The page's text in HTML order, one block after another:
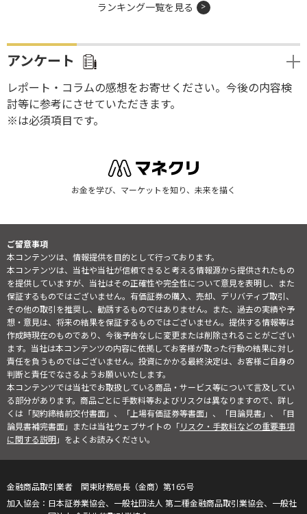
ランキング一覧を見る
アンケート
レポート・コラムの感想をお寄せください。今後の内容検
討等に参考にさせていただきます。
※は必須項目です。
お金を学び、マーケットを知り、未来を描く
ご留意事項
本コンテンツは、情報提供を目的として行っております。
本コンテンツは、当社や当社が信頼できると考える情報源から提供されたもの
を提供していますが、当社はその正確性や完全性について意見を表明し、また
保証するものではございません。有価証券の購入、売却、デリバティブ取引、
その他の取引を推奨し、勧誘するものではありません。また、過去の実績や予
想・意見は、将来の結果を保証するものではございません。提供する情報等は
作成時現在のものであり、今後予告なしに変更または削除されることがござい
ます。当社は本コンテンツの内容に依拠してお客様が取った行動の結果に対し
責任を負うものではございません。投資にかかる最終決定は、お客様ご自身の
判断と責任でなさるようお願いいたします。
本コンテンツでは当社でお取扱している商品・サービス等について言及してい
る部分があります。商品ごとに手数料等およびリスクは異なりますので、詳し
くは「契約締結前交付書面」、「上場有価証券等書面」、「目論見書」、「目
論見書補完書面」または当社ウェブサイトの「リスク・手数料などの重要事項
に関する説明」をよくお読みください。
金融商品取引業者 関東財務局長（金商）第165号
日本証券業協会、一般社団法人 第二種金融商品取引業協会、一般社